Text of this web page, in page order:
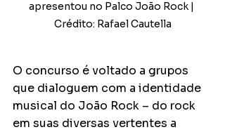
apresentou no Palco João Rock |
Crédito: Rafael Cautella
O concurso é voltado a grupos
que dialoguem com a identidade
musical do João Rock – do rock
em suas diversas vertentes a